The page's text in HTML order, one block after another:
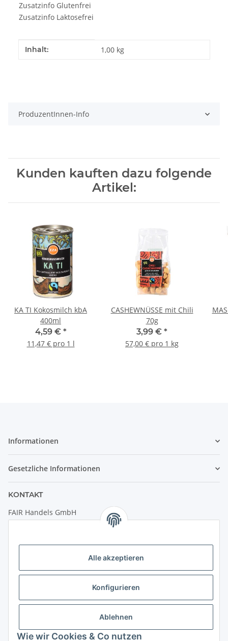
Alle akzeptieren
Konfigurieren
Ablehnen
Wie wir Cookies & Co nutzen
Zusatzinfo Glutenfrei
Zusatzinfo Laktosefrei
Produkteigenschaft
Wert
Inhalt: 1,00 kg
ProduzentInnen-Info
Kunden kauften dazu folgende
Artikel:
KA TI Kokosmilch kbA
400ml
4,59 € *
11,47 € pro 1 l
CASHEWNÜSSE mit Chili
70g
3,99 € *
57,00 € pro 1 kg
Informationen
Gesetzliche Informationen
KONTAKT
FAIR Handels GmbH
(Weltladen Innsbruck)
6020 Innsbruck
Öffnungszeiten:
Montag - Freitag: 9:30 - 18:00 Uhr